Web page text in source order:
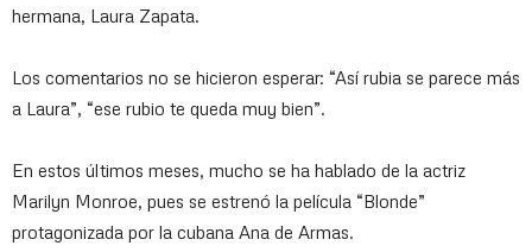
hermana, Laura Zapata.
Los comentarios no se hicieron esperar: “Así rubia se parece más
a Laura”, “ese rubio te queda muy bien”.
En estos últimos meses, mucho se ha hablado de la actriz
Marilyn Monroe, pues se estrenó la película “Blonde”
protagonizada por la cubana Ana de Armas.